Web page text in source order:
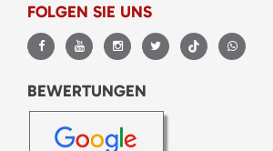
FOLGEN SIE UNS
BEWERTUNGEN